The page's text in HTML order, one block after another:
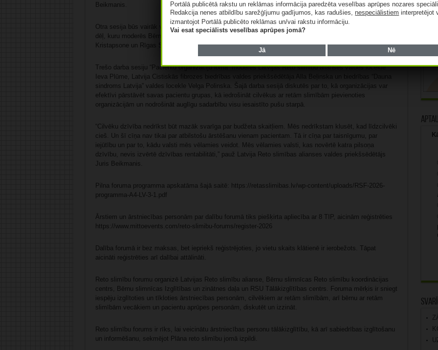
Beikmanis.
Otra sesija būs vairāk veltīta habilitācijai jeb palīdzībai cilvēkam attīstīt iztrūkstošas spējas retas slimības
dēļ, kuru moderēs Bērnu klīniskās universitātes slimnīcas Rehabilitācijas centra vadītāja Gunta
Kristapsone un Rīgas Stradiņa universitātes Rehabilitācijas katedras asociētā profesore Guna Bērziņa.
Trešo darba sesiju “Pacientu organizāciju loma” moderēs Latvijas Reto slimību alianses valdes locekle
Ieva Plūme, Latvija Cistiskās fibrozes biedrības valdes priekšsēdētāja Alla Beļinska un biedrības “Dauna
sindroms Latvija” valdes locekle Velga Polinska. Šajā darba sesijā diskutēs par to, kā organizācijas var
efektīvi pārstāvēt savas pacientu grupas, kā iedrošināt cilvēkus ar retām slimībām pievienoties
organizācijām un nodrošināt auglīgu sadarbību visu iesaistīto pušu starpā.
“Cilvēku dzīvība nedrīkst būt mazāk svarīga par budžeta skaitļiem. Mēs nedrīkstam klusēt, kad līdzcilvēki
cieš. Un šī cīņa nav tikai par atbilstošu ārstēšanu vienam pacientam. Tā ir cīņa par taisnīgumu, par
iejūtību un par to, kādu valsti mēs vēlamies veidot. Mēs vēlamies valsti, kas novērtē katra pilsoņa
dzīvību, nevis izvērtē dzīvības rentabilitāti,” pauž Latvija Reto slimības alianses valdes priekšsēdētājs
Juris Beikmanis.
Pilna foruma programma apskatāma šajā saitē: https://retasslimibas.lv/wp-content/uploads/RSF-2026-
programma-A4-LV-3-1.pdf
Ārstiem un ārstniecības personām par dalību forumā tiks piešķirta apliecība ar 8 TIP, aicinām reģistrēties
https://www.mittoevents.com/reto-slimibu-forums/register-2026
Dalība forumā ir bez maksas, bet iepriekš reģistrējoties, jo vietu skaits klātienē ir ierobežots. Tāpat
aicināti reģistrēties arī dalībai attālināti.
Reto slimību forumu organizē Latvijas Reto slimību alianse, Bērnu slimnīcas Reto slimību koordinācijas
centrs, Bērnu slimnīcas Izglītības un zinātnes daļa un RSU Tālākizglītības centrs. Foruma mērķis ir sniegt
iespēju izglītoties un tīkloties ārstniecības personām, cilvēkiem ar retām slimībām, arī bērnu ar retām
slimībām vecākiem un pacientu aprūpes personām, diskutēt un izzināt.
Reto slimību forums ir rīks, lai veicinātu ārstniecības personu tālākizglītību, kā arī sabiedrības izglītošanu
un informēšanu, sekmējot Plāna reto slimību jomā izpildi.
Portālā publicētā rakstu un reklāmas informācija paredzēta veselības aprūpes nozares
Redakcija nenes atbildību sarežģījumu gadījumos, kas radušies,nespeciālistiem interpretējot
izmantojot Portālā publicēto reklāmas un/vai rakstu informāciju.
Vai esat speciālists veselības aprūpes jomā?
Jā Nē